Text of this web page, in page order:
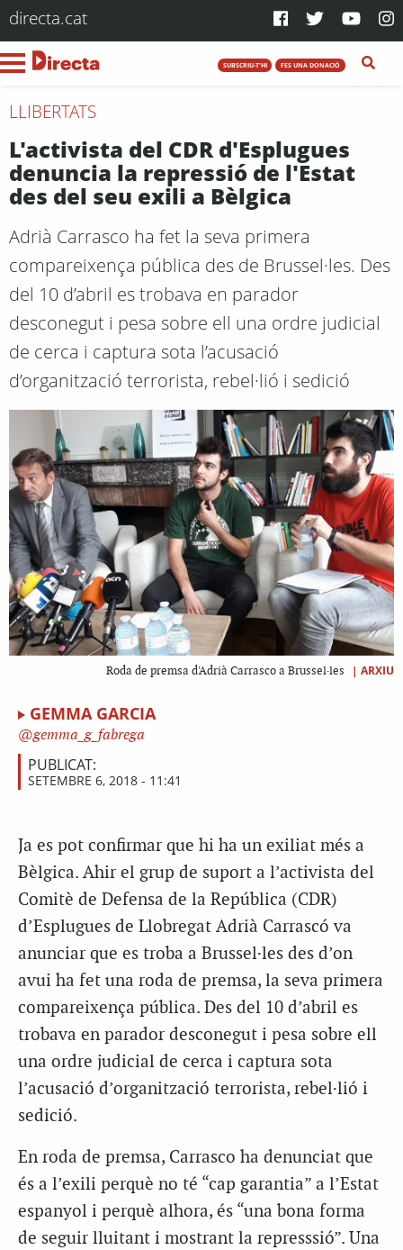
directa.cat
SUBSCRIU-T'HI FES UNA DONACIÓ
LLIBERTATS
L'activista del CDR d'Esplugues
denuncia la repressió de l'Estat
des del seu exili a Bèlgica
Adrià Carrasco ha fet la seva primera
compareixença pública des de Brussel·les. Des
del 10 d’abril es trobava en parador
desconegut i pesa sobre ell una ordre judicial
de cerca i captura sota l’acusació
d’organització terrorista, rebel·lió i sedició
Roda de premsa d'Adrià Carrasco a Brussel·les | ARXIU
GEMMA GARCIA
gemma_g_fabrega
PUBLICAT:
SETEMBRE 6, 2018 - 11:41
Ja es pot confirmar que hi ha un exiliat més a
Bèlgica. Ahir el grup de suport a l’activista del
Comitè de Defensa de la República (CDR)
d’Esplugues de Llobregat Adrià Carrascó va
anunciar que es troba a Brussel·les des d’on
avui ha fet una roda de premsa, la seva primera
compareixença pública. Des del 10 d’abril es
trobava en parador desconegut i pesa sobre ell
una ordre judicial de cerca i captura sota
l’acusació d’organització terrorista, rebel·lió i
sedició.
En roda de premsa, Carrasco ha denunciat que
és a l’exili perquè no té “cap garantia” a l’Estat
espanyol i perquè alhora, és “una bona forma
de seguir lluitant i mostrant la represssió”. Una